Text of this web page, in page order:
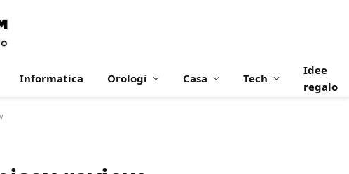
Informatica Orologi Casa Tech
Idee
regalo